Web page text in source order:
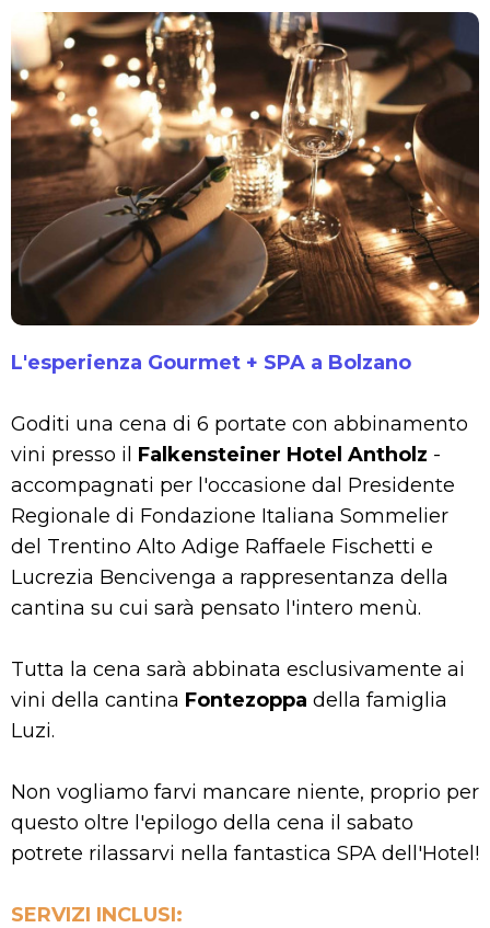
L'esperienza Gourmet + SPA a Bolzano
Goditi una cena di 6 portate con abbinamento
vini presso il Falkensteiner Hotel Antholz -
accompagnati per l'occasione dal Presidente
Regionale di Fondazione Italiana Sommelier
del Trentino Alto Adige Raffaele Fischetti e
Lucrezia Bencivenga a rappresentanza della
cantina su cui sarà pensato l'intero menù.
Tutta la cena sarà abbinata esclusivamente ai
vini della cantina Fontezoppa della famiglia
Luzi.
Non vogliamo farvi mancare niente, proprio per
questo oltre l'epilogo della cena il sabato
potrete rilassarvi nella fantastica SPA dell'Hotel!
SERVIZI INCLUSI: